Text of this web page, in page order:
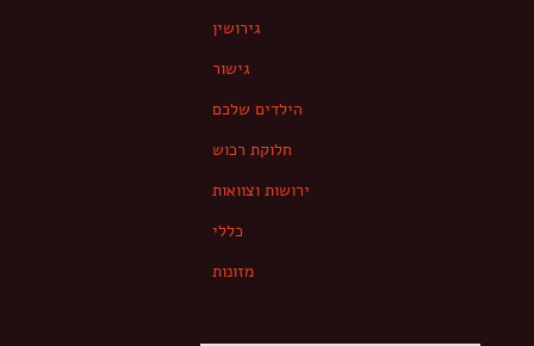
גירושין
גישור
הילדים שלכם
חלוקת רכוש
ירושות וצוואות
כללי
מזונות